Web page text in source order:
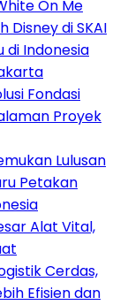
On Me
Disney di SKAI
di Indonesia
Fondasi
Proyek
Lulusan
Petakan
Alat Vital,
Cerdas,
Efisien dan